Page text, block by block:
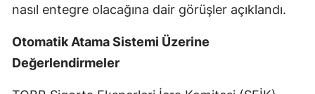
Kütahya
Malatya
nasıl entegre olacağına dair görüşler açıklandı.
Otomatik Atama Sistemi Üzerine
Değerlendirmeler